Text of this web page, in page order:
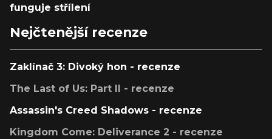
funguje střílení
Nejčtenější recenze
Zaklínač 3: Divoký hon - recenze
The Last of Us: Part II - recenze
Assassin's Creed Shadows - recenze
Kingdom Come: Deliverance 2 - recenze